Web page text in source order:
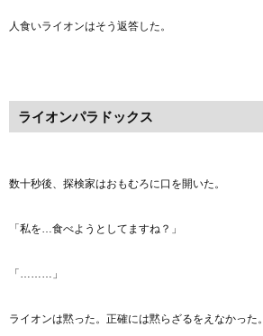
人食いライオンはそう返答した。
ライオンパラドックス
数十秒後、探検家はおもむろに口を開いた。
「私を…食べようとしてますね？」
「………」
ライオンは黙った。正確には黙らざるをえなかった。